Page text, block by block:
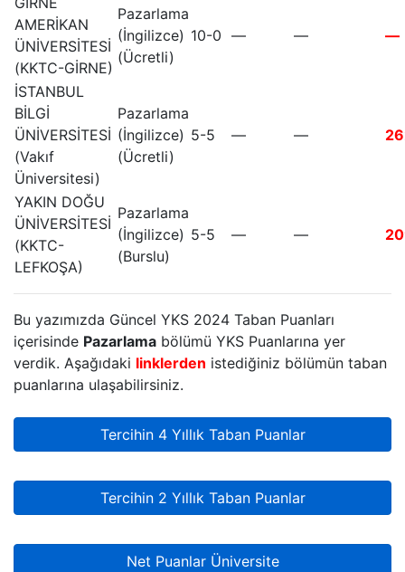
AMERİKAN
ÜNİVERSİTESİ
(KKTC-GİRNE)
Pazarlama
(İngilizce)
(Ücretli)
10-0 — — —
İSTANBUL
BİLGİ
ÜNİVERSİTESİ
(Vakıf
Üniversitesi)
Pazarlama
(İngilizce)
(Ücretli)
5-5 — —
YAKIN DOĞU
ÜNİVERSİTESİ
(KKTC-
LEFKOŞA)
Pazarlama
(İngilizce)
(Burslu)
5-5 — —
Bu yazımızda Güncel YKS 2024 Taban Puanları
içerisinde Pazarlama bölümü YKS Puanlarına yer
verdik. Aşağıdaki linklerden istediğiniz bölümün taban
puanlarına ulaşabilirsiniz.
Tercihin 4 Yıllık Taban Puanlar
Tercihin 2 Yıllık Taban Puanlar
Net Puanlar Üniversite